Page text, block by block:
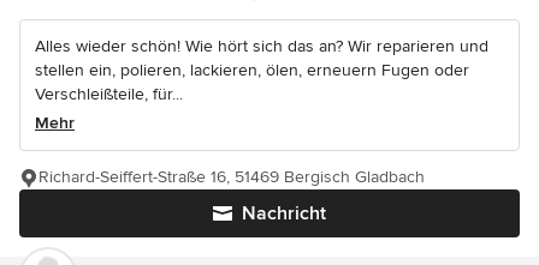
Alles wieder schön! Wie hört sich das an? Wir reparieren und
stellen ein, polieren, lackieren, ölen, erneuern Fugen oder
Verschleißteile, für...
Mehr
Nachricht
Richard-Seiffert-Straße 16, 51469 Bergisch Gladbach